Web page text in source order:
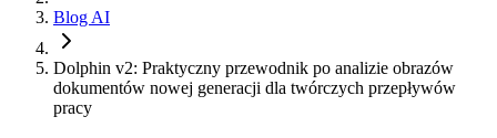
Blog AI
Dolphin v2: Praktyczny przewodnik po analizie obrazów
dokumentów nowej generacji dla twórczych przepływów
pracy